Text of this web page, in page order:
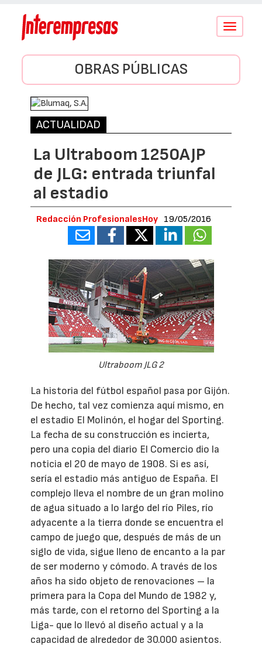
Conmutar
OBRAS PÚBLICAS
ACTUALIDAD
La Ultraboom 1250AJP
de JLG: entrada triunfal
al estadio
Redacción ProfesionalesHoy 19/05/2016
Ultraboom JLG 2
La historia del fútbol español pasa por Gijón.
De hecho, tal vez comienza aquí mismo, en
el estadio El Molinón, el hogar del Sporting.
La fecha de su construcción es incierta,
pero una copia del diario El Comercio dio la
noticia el 20 de mayo de 1908. Si es así,
sería el estadio más antiguo de España. El
complejo lleva el nombre de un gran molino
de agua situado a lo largo del río Piles, río
adyacente a la tierra donde se encuentra el
campo de juego que, después de más de un
siglo de vida, sigue lleno de encanto a la par
de ser moderno y cómodo. A través de los
años ha sido objeto de renovaciones – la
primera para la Copa del Mundo de 1982 y,
más tarde, con el retorno del Sporting a la
Liga- que lo llevó al diseño actual y a la
capacidad de alrededor de 30.000 asientos.